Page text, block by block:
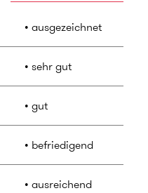
ausgezeichnet
sehr gut
gut
befriedigend
ausreichend